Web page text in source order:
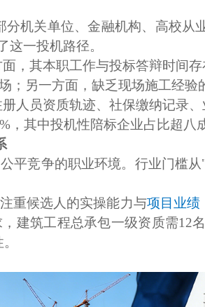
机关单位、金融机构、高校
一投机路径。
，其本职工作与投标答辩时间
另一方面，缺乏现场施工经验
人员资质轨迹、社保缴纳记录
其中投机性陪标企业占比超八
平竞争的职业环境。行业门槛从
重候选人的实操能力与项目业绩
建筑工程总承包一级资质需